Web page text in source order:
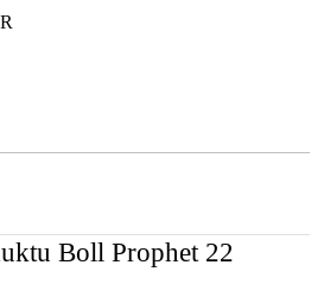
Boll Prophet 22